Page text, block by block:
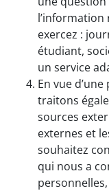
l’information
exercez :
étudiant,
un service
En vue
traitons
sources
externes et
souhaitez
qui nous a